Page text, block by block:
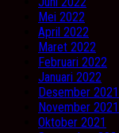
Mei 2022
April 2022
Maret 2022
Februari 2022
Januari 2022
Desember 2021
November 2021
Oktober 2021